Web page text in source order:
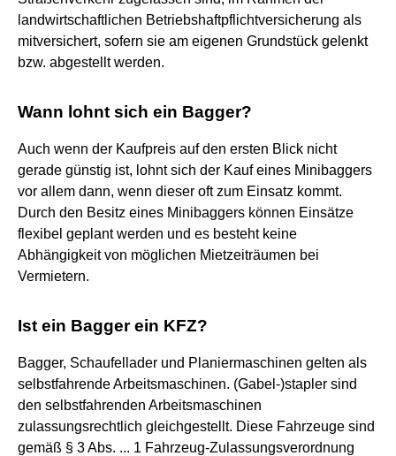
landwirtschaftlichen Betriebshaftpflichtversicherung als
mitversichert, sofern sie am eigenen Grundstück gelenkt
bzw. abgestellt werden.
Wann lohnt sich ein Bagger?
Auch wenn der Kaufpreis auf den ersten Blick nicht
gerade günstig ist, lohnt sich der Kauf eines Minibaggers
vor allem dann, wenn dieser oft zum Einsatz kommt.
Durch den Besitz eines Minibaggers können Einsätze
flexibel geplant werden und es besteht keine
Abhängigkeit von möglichen Mietzeiträumen bei
Vermietern.
Ist ein Bagger ein KFZ?
Bagger, Schaufellader und Planiermaschinen gelten als
selbstfahrende Arbeitsmaschinen. (Gabel-)stapler sind
den selbstfahrenden Arbeitsmaschinen
zulassungsrechtlich gleichgestellt. Diese Fahrzeuge sind
gemäß § 3 Abs. ... 1 Fahrzeug-Zulassungsverordnung